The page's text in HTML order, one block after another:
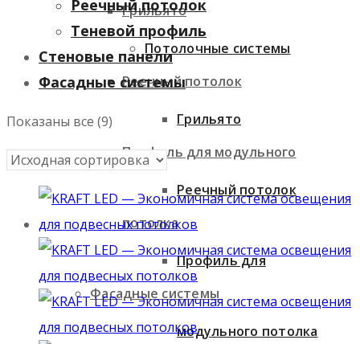
Грильято
Реечный потолок
Профиль для модульного
потолка
Фасадные системы
Потолочные системы
Грильято
Реечный потолок
Профиль для
модульного потолка
Реечный потолок
Теневой профиль
Стеновые панели
Фасадные системы
Показаны все (9)